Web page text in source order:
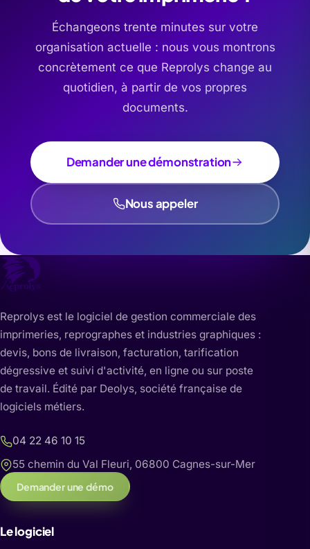
Échangeons trente minutes sur votre
organisation actuelle : nous vous montrons
concrètement ce que Reprolys change au
quotidien, à partir de vos propres
documents.
Demander une démonstration
Nous appeler
Reprolys est le logiciel de gestion commerciale des
imprimeries, reprographes et industries graphiques :
devis, bons de livraison, facturation, tarification
dégressive et suivi d'activité, en ligne ou sur poste
de travail. Édité par Deolys, société française de
logiciels métiers.
04 22 46 10 15
55 chemin du Val Fleuri, 06800 Cagnes-sur-Mer
Demander une démo
Le logiciel